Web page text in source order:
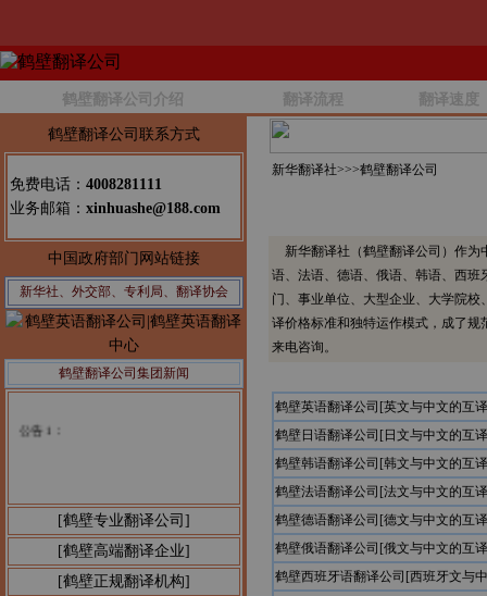
鹤壁翻译公司介绍 翻译流程 翻译速度
鹤壁翻译公司联系方式
免费电话： 4008281111
业务邮箱： xinhuashe@188.com
中国政府部门网站链接
新华社、外交部、专利局、翻译协会
鹤壁翻译公司集团新闻
[鹤壁专业翻译公司]
[鹤壁高端翻译企业]
[鹤壁正规翻译机构]
新华翻译社>>>鹤壁翻译公司
新华翻译社（鹤壁翻译公司）作为
语、法语、德语、俄语、韩语、西
门、事业单位、大型企业、大学院
译价格标准和独特运作模式，成了
来电咨询。
鹤壁英语翻译公司[英文与中文的互
鹤壁日语翻译公司[日文与中文的互
鹤壁韩语翻译公司[韩文与中文的互
鹤壁法语翻译公司[法文与中文的互
鹤壁德语翻译公司[德文与中文的互
鹤壁俄语翻译公司[俄文与中文的互
鹤壁西班牙语翻译公司[西班牙文与